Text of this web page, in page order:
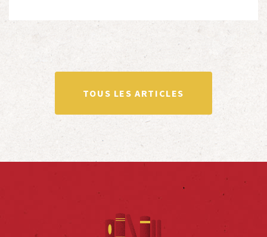
totalité ou partiellement afin de faire vivre […]
TOUS LES ARTICLES